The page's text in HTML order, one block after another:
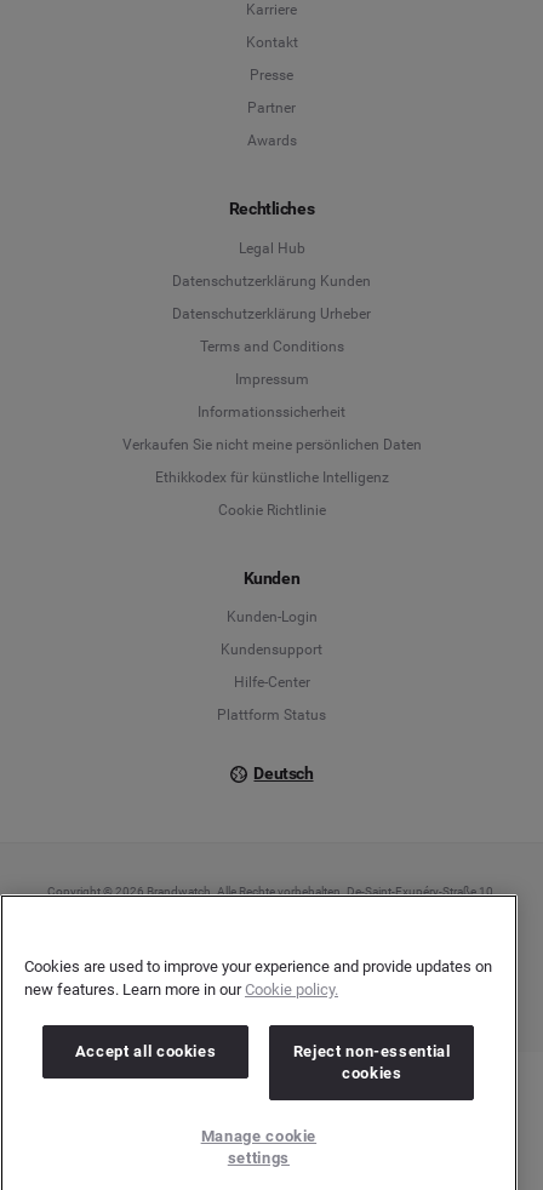
Karriere
Kontakt
Presse
Partner
Awards
Rechtliches
Legal Hub
Datenschutzerklärung Kunden
Datenschutzerklärung Urheber
Terms and Conditions
Impressum
Informationssicherheit
Verkaufen Sie nicht meine persönlichen Daten
Ethikkodex für künstliche Intelligenz
Cookie Richtlinie
Kunden
Kunden-Login
Kundensupport
Hilfe-Center
Plattform Status
Deutsch
Deutsch
English
Copyright © 2026 Brandwatch. Alle Rechte vorbehalten. De-Saint-Exupéry-Straße 10,
Cookies are used to improve your experience and provide updates on
new features. Learn more in ourCookie policy.
Accept all cookies
Reject non-essential
cookies
Manage cookie
settings